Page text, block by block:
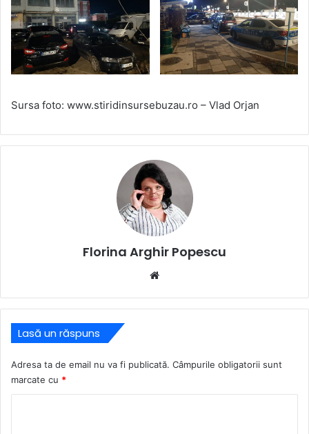
Sursa foto: www.stiridinsursebuzau.ro – Vlad Orjan
Florina Arghir Popescu
Lasă un răspuns
Adresa ta de email nu va fi publicată. Câmpurile obligatorii sunt
marcate cu *